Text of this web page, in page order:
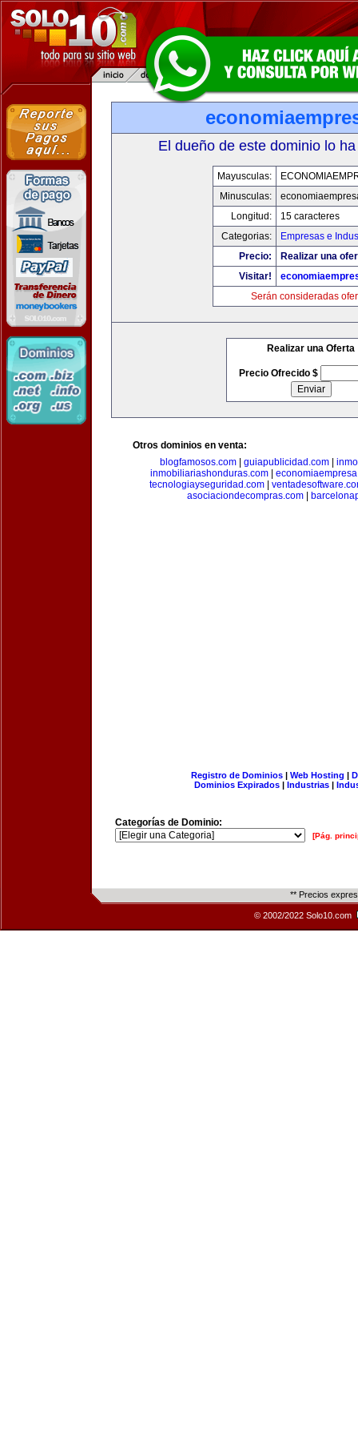
El dueño de este dominio lo
Mayusculas:
Minusculas:
Longitud:
15 caracteres
Categorias:
Empresas e
Precio:
Realizar una
Visitar!
Serán consideradas
Realizar una Oferta
Precio Ofrecido $
Otros dominios en venta:
blogfamosos.com
guiapublicidad.com
inmobiliariashonduras.com
tecnologiayseguridad.com|
asociaciondecompras.com|
Registro de Dominios| Web Hosting |
Dominios Expirados | Industrias |
Categorías de Dominio:
[Pág.
** Precios
© 2002/2022 Solo10.com